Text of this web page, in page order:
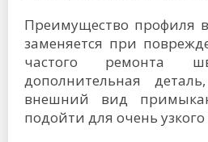
Преимущество профиля
заменяется при
частого
дополнительная
внешний вид
подойти для очень